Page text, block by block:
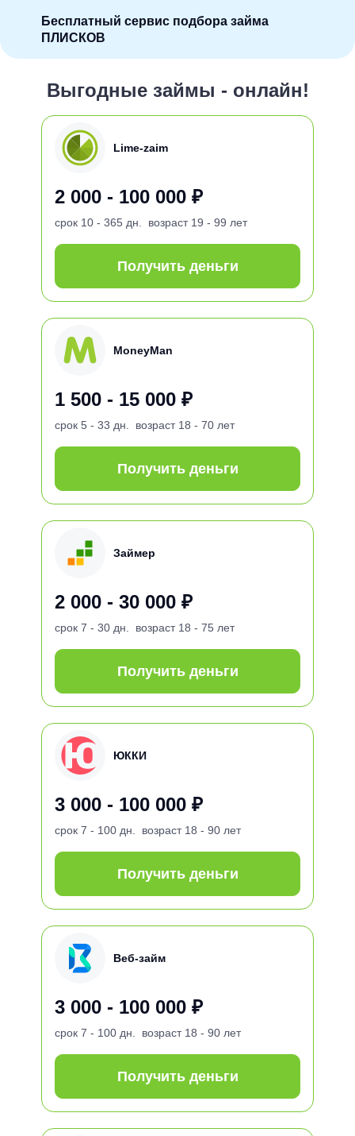
Бесплатный сервис подбора займа
ПЛИСКОВ
Выгодные займы - онлайн!
Lime-zaim
2 000 - 100 000 ₽
срок 10 - 365 дн. возраст 19 - 99 лет
Получить деньги
MoneyMan
1 500 - 15 000 ₽
срок 5 - 33 дн. возраст 18 - 70 лет
Получить деньги
Займер
2 000 - 30 000 ₽
срок 7 - 30 дн. возраст 18 - 75 лет
Получить деньги
ЮККИ
3 000 - 100 000 ₽
срок 7 - 100 дн. возраст 18 - 90 лет
Получить деньги
Веб-займ
3 000 - 100 000 ₽
срок 7 - 100 дн. возраст 18 - 90 лет
Получить деньги